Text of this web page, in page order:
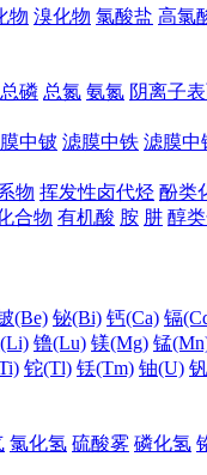
物 溴化物 氯酸盐 高氯
总磷 总氮 氨氮 阴离子
中铍 滤膜中铁 滤膜中
物 挥发性卤代烃 酚类
合物 有机酸 胺 肼 醇
(Be) 铋(Bi) 钙(Ca) 镉
镥(Lu) 镁(Mg) 锰
铊(Tl) 铥(Tm) 铀(U)
氯化氢 硫酸雾 磷化氢